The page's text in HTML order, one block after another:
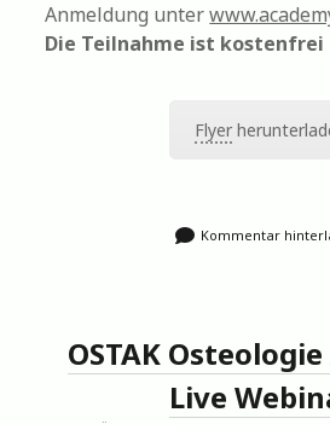
Anmeldung unter
Die Teilnahme ist kostenfrei
Flyer
Kommentar
OSTAK
Live